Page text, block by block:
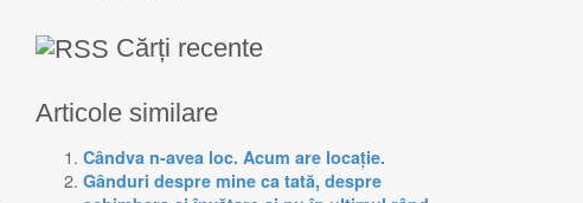
Cărți recente
Articole similare
Cândva n-avea loc. Acum are locație.
Gânduri despre mine ca tată, despre